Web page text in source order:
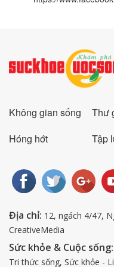
Không gian sống Thư
Hóng hớt
Tập
Địa chỉ: 12, ngách 4/47,
CreativeMedia
Sức khỏe & Cuộc sống:
Tri thức sống, Sức khỏe -